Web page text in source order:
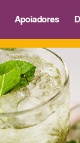
Apoiadores